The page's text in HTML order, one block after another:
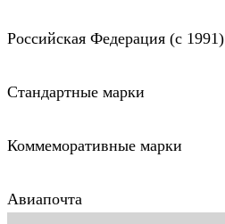
Российская Федерация (c 1991)
Стандартные марки
Коммеморативные марки
Авиапочта